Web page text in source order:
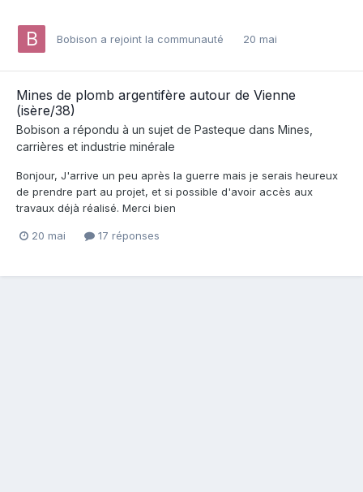
Bobison a rejoint la communauté 20 mai
Mines de plomb argentifère autour de Vienne
(isère/38)
Bobison a répondu à un sujet de Pasteque dans Mines,
carrières et industrie minérale
Bonjour, J'arrive un peu après la guerre mais je serais heureux
de prendre part au projet, et si possible d'avoir accès aux
travaux déjà réalisé. Merci bien
20 mai 17 réponses